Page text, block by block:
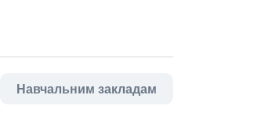
Навчальним закладам